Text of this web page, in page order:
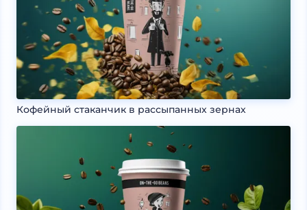
Кофейный стаканчик в рассыпанных зернах